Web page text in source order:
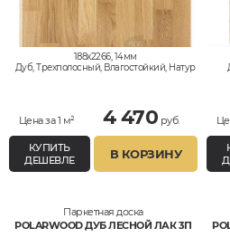
188x2266, 14мм
Дуб, Трехполосный, Влагостойкий, Натур
Цена за 1 м² 4 470 руб.
КУПИТЬ
ДЕШЕВЛЕ
В КОРЗИНУ
Паркетная доска
POLARWOOD ДУБ ЛЕСНОЙ ЛАК 3П